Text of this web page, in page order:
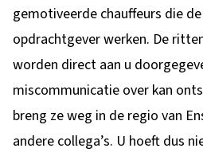
gemotiveerde chauffeurs die
opdrachtgever werken. De
worden direct aan u
miscommunicatie over kan
breng ze weg in de regio van
andere collega’s. U hoeft dus